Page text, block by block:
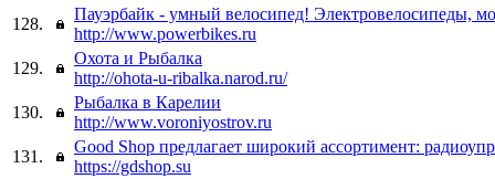
128.
Пауэрбайк - умный велосипед! Электровелосипеды,
http://www.powerbikes.ru
129.
Охота и Рыбалка
http://ohota-u-ribalka.narod.ru/
130.
Рыбалка в Карелии
http://www.voroniyostrov.ru
131.
Good Shop предлагает широкий ассортимент:
https://gdshop.su